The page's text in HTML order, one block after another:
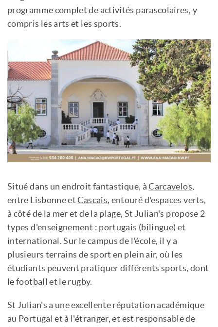
programme complet de activités parascolaires, y
compris les arts et les sports.
Situé dans un endroit fantastique, àCarcavelos,
entre Lisbonne etCascais, entouré d'espaces verts,
à côté de la mer et de la plage, St Julian's propose 2
types d'enseignement : portugais (bilingue) et
international. Sur le campus de l'école, il y a
plusieurs terrains de sport en plein air, où les
étudiants peuvent pratiquer différents sports, dont
le football et le rugby.
St Julian's a une excellente réputation académique
au Portugal et à l'étranger, et est responsable de